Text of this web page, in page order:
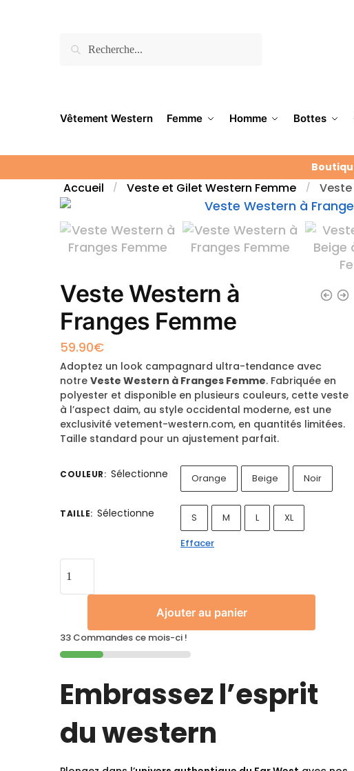
Vêtement Western Femme Homme Bottes
Accueil / Veste et Gilet Western Femme /
Veste Western à
Franges Femme
59.90€
Adoptez un look campagnard ultra-tendance avec
notreVeste Western à Franges Femme. Fabriquée en
polyester et disponible en plusieurs couleurs, cette veste
à l’aspect daim, au style occidental moderne, est une
exclusivité vetement-western.com, en quantités limitées.
Taille standard pour un ajustement parfait.
COULEUR: Sélectionne Orange Beige Noir
TAILLE: Sélectionne S M L
XL
Effacer
Ajouter au panier
33 Commandes ce mois-ci !
Embrassez l’esprit
du western